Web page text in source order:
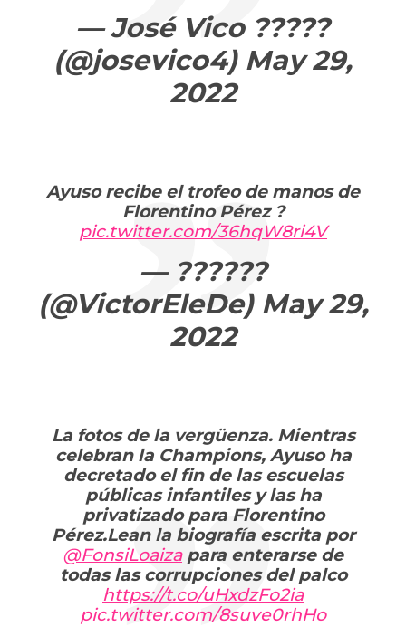
— José Vico ?????
(@josevico4) May 29,
2022
Ayuso recibe el trofeo de manos de
Florentino Pérez ?
pic.twitter.com/36hqW8ri4V
— ??????
(@VictorEleDe) May 29,
2022
La fotos de la vergüenza. Mientras
celebran la Champions, Ayuso ha
decretado el fin de las escuelas
públicas infantiles y las ha
privatizado para Florentino
Pérez.Lean la biografía escrita por
@FonsiLoaizapara enterarse de
todas las corrupciones del palco
https://t.co/uHxdzFo2ia
pic.twitter.com/8suve0rhHo